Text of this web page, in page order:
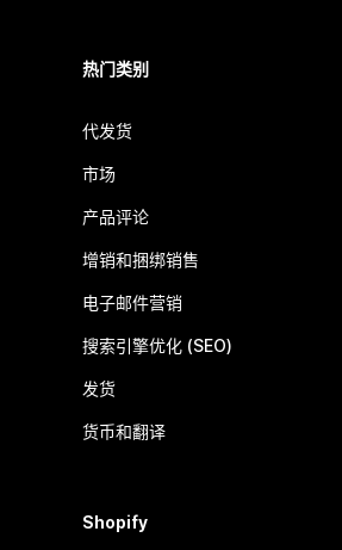
热门类别
代发货
市场
产品评论
增销和捆绑销售
电子邮件营销
搜索引擎优化 (SEO)
发货
货币和翻译
Shopify